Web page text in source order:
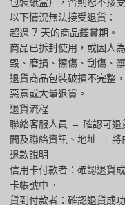
以下情況無法接受退貨：
超過 7 天的商品鑑賞期。
商品已拆封使用，或因人
毀、磨損、擦傷、刮傷、
退貨商品包裝破損不完整
惡意或大量退貨。
退貨流程
聯絡客服人員 → 確認可
間及聯絡資訊、地址 → 將
退款說明
信用卡付款者：確認退貨
卡帳號中。
貨到付款者：確認退貨成